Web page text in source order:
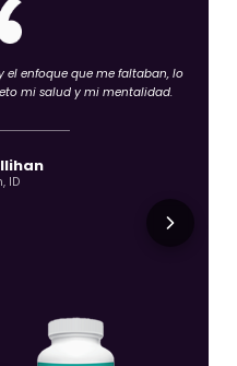
respaldado por la ciencia
pongo en mi cuerpo.